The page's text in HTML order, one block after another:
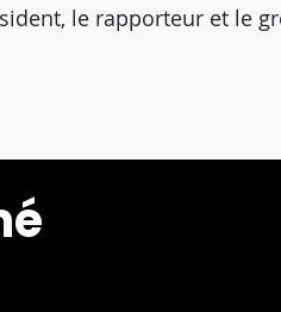
le rapporteur et le